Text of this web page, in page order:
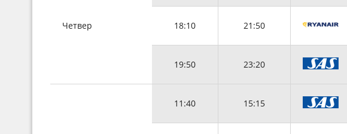
Четвер 18:10 21:50
19:50 23:20
11:40 15:15